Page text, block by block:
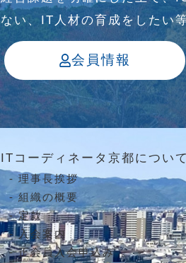
ない、IT⼈材の育成をしたい
会員情報
ITコーディネータ京都について
理事長挨拶
組織の概要
定款
入会案内
正会員入会申込み